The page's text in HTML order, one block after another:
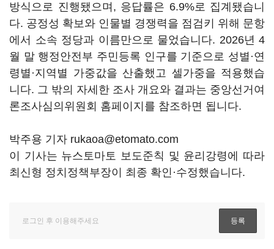
방식으로 진행됐으며, 응답률은 6.9%로 집계됐습니
다. 공정성 확보와 인물별 경쟁력을 점검키 위해 문항
에서 소속 정당과 이름만으로 물었습니다. 2026년 4
월 말 행정안전부 주민등록 인구를 기준으로 성별·연
령별·지역별 가중값을 산출했고 셀가중을 적용했습
니다. 그 밖의 자세한 조사 개요와 결과는 중앙선거여
론조사심의위원회 홈페이지를 참조하면 됩니다.
박주용 기자 rukaoa@etomato.com
이 기사는 뉴스토마토 보도준칙 및 윤리강령에 따라
최신형 정치정책부장이 최종 확인·수정했습니다.